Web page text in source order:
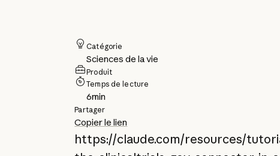
Catégorie
Sciences de la vie
Produit
Temps de lecture
6min
Partager
Copier le lien
https://claude.com/resources/